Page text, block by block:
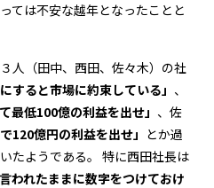
ては不安な越年となったことと
人（田中、西田、佐々木）の社
すると市場に約束している」 、
最低100億の利益を出せ」 、佐
120億円の利益を出せ」 とか過
たようである。 特に西田社長は
われたままに数字をつけておけ